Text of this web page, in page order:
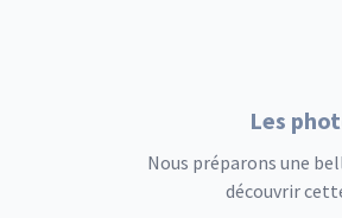
Les
Nous préparons une
découvrir